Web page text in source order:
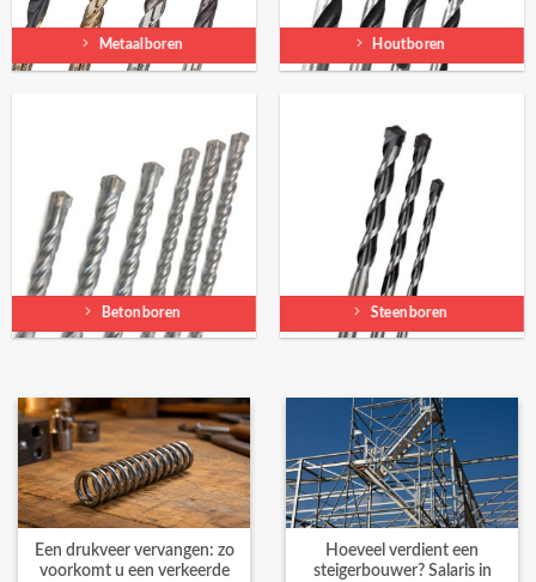
Metaalboren Houtboren
Betonboren Steenboren
Een drukveer vervangen: zo
voorkomt u een verkeerde
Hoeveel verdient een
steigerbouwer? Salaris in